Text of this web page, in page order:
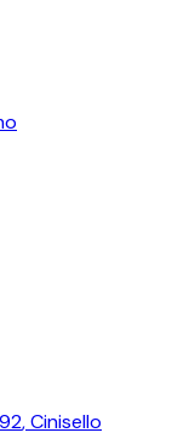
,Cinisello